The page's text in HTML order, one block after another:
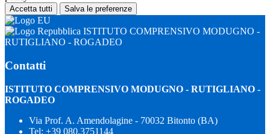
Accetta tutti Salva le preferenze
ISTITUTO COMPRENSIVO MODUGNO -
RUTIGLIANO - ROGADEO
Contatti
ISTITUTO COMPRENSIVO MODUGNO - RUTIGLIANO -
ROGADEO
Via Prof. A. Amendolagine - 70032 Bitonto (BA)
Tel: +39 080.3751144